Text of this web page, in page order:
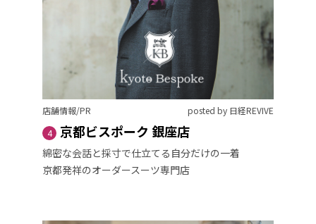
店舗情報/PR
posted by 日経REVIVE
4
京都ビスポーク 銀座店
綿密な会話と採寸で仕立てる自分だけの一着
京都発祥のオーダースーツ専門店